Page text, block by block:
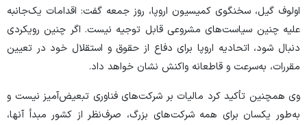
اولوف گیل، سخنگوی کمیسیون اروپا، روز جمعه گفت: اقدامات یک‌جانبه
علیه چنین سیاست‌های مشروعی قابل توجیه نیست. اگر چنین رویکردی
دنبال شود، اتحادیه اروپا برای دفاع از حقوق و استقلال خود در تعیین
مقررات، به‌سرعت و قاطعانه واکنش نشان خواهد داد.
وی همچنین تأکید کرد مالیات بر شرکت‌های فناوری تبعیض‌آمیز نیست و
به‌طور یکسان برای همه شرکت‌های بزرگ، صرف‌نظر از کشور مبدأ آنها،